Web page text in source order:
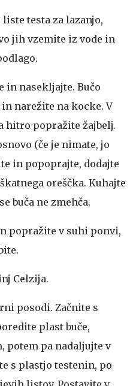
testa za lazanjo,
jih vzemite iz vode in
in nasekljajte. Bučo
narežite na kocke. V
hitro popražite žajbelj.
(če je nimate, jo
in popoprajte, dodajte
oreščka. Kuhajte
buča ne zmehča.
popražite v suhi ponvi,
Celzija.
posodi. Začnite s
plast buče,
pa nadaljujte v
s plastjo testenin, po